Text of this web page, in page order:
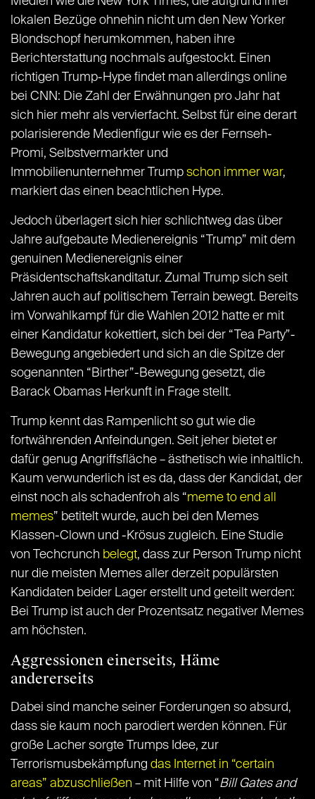
lokalen Bezüge ohnehin nicht um den New Yorker
Blondschopf herumkommen, haben ihre
Berichterstattung nochmals aufgestockt. Einen
richtigen Trump-Hype findet man allerdings online
bei CNN: Die Zahl der Erwähnungen pro Jahr hat
sich hier mehr als vervierfacht. Selbst für eine derart
polarisierende Medienfigur wie es der Fernseh-
Promi, Selbstvermarkter und
Immobilienunternehmer Trump schon immer war,
markiert das einen beachtlichen Hype.
Jedoch überlagert sich hier schlichtweg das über
Jahre aufgebaute Medienereignis “Trump” mit dem
genuinen Medienereignis einer
Präsidentschaftskanditatur. Zumal Trump sich seit
Jahren auch auf politischem Terrain bewegt. Bereits
im Vorwahlkampf für die Wahlen 2012 hatte er mit
einer Kandidatur kokettiert, sich bei der “Tea Party”-
Bewegung angebiedert und sich an die Spitze der
sogenannten “Birther”-Bewegung gesetzt, die
Barack Obamas Herkunft in Frage stellt.
Trump kennt das Rampenlicht so gut wie die
fortwährenden Anfeindungen. Seit jeher bietet er
dafür genug Angriffsfläche – ästhetisch wie inhaltlich.
Kaum verwunderlich ist es da, dass der Kandidat, der
einst noch als schadenfroh als “meme to end all
memes” betitelt wurde, auch bei den Memes
Klassen-Clown und -Krösus zugleich. Eine Studie
von Techcrunch belegt, dass zur Person Trump nicht
nur die meisten Memes aller derzeit populärsten
Kandidaten beider Lager erstellt und geteilt werden:
Bei Trump ist auch der Prozentsatz negativer Memes
am höchsten.
Aggressionen einerseits, Häme
andererseits
Dabei sind manche seiner Forderungen so absurd,
dass sie kaum noch parodiert werden können. Für
große Lacher sorgte Trumps Idee, zur
Terrorismusbekämpfung das Internet in “certain
areas” abzuschließen – mit Hilfe von “Bill Gates and